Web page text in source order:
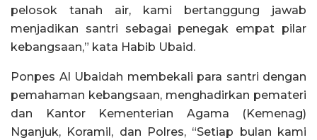
pelosok tanah air, kami bertanggung jawab
menjadikan santri sebagai penegak empat pilar
kebangsaan,” kata Habib Ubaid.
Ponpes Al Ubaidah membekali para santri dengan
pemahaman kebangsaan, menghadirkan pemateri
dan Kantor Kementerian Agama (Kemenag)
Nganjuk, Koramil, dan Polres, “Setiap bulan kami